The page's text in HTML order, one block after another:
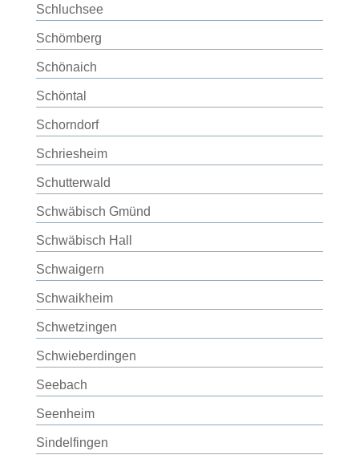
Schluchsee
Schömberg
Schönaich
Schöntal
Schorndorf
Schriesheim
Schutterwald
Schwäbisch Gmünd
Schwäbisch Hall
Schwaigern
Schwaikheim
Schwetzingen
Schwieberdingen
Seebach
Seenheim
Sindelfingen